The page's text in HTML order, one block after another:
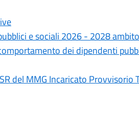
e sociali 2026 - 2028
dei dipendenti
del MMG Incaricato Provvisorio